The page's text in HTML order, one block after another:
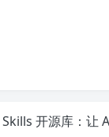
源库：让 AI 智能体一键